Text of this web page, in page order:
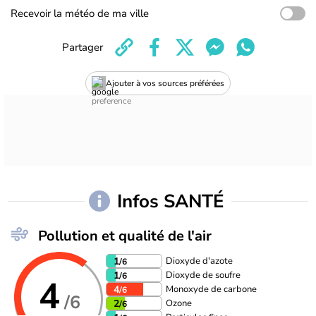
Recevoir la météo de ma ville
Ajouter à vos sources préférées
Partager
Infos SANTÉ
Pollution et qualité de l'air
4/6
1/6 Dioxyde d'azote
1/6 Dioxyde de soufre
4/6 Monoxyde de carbone
2/6 Ozone